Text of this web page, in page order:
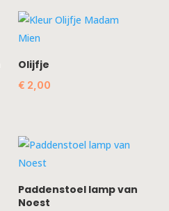
Olijfje
€ 2,00
Paddenstoel lamp van
Noest